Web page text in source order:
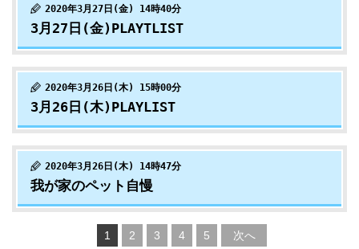
2020年3月27日(金) 14時40分
3月27日(金)PLAYTLIST
2020年3月26日(木) 15時00分
3月26日(木)PLAYLIST
2020年3月26日(木) 14時47分
我が家のペット自慢
1 2 3 4 5 次へ